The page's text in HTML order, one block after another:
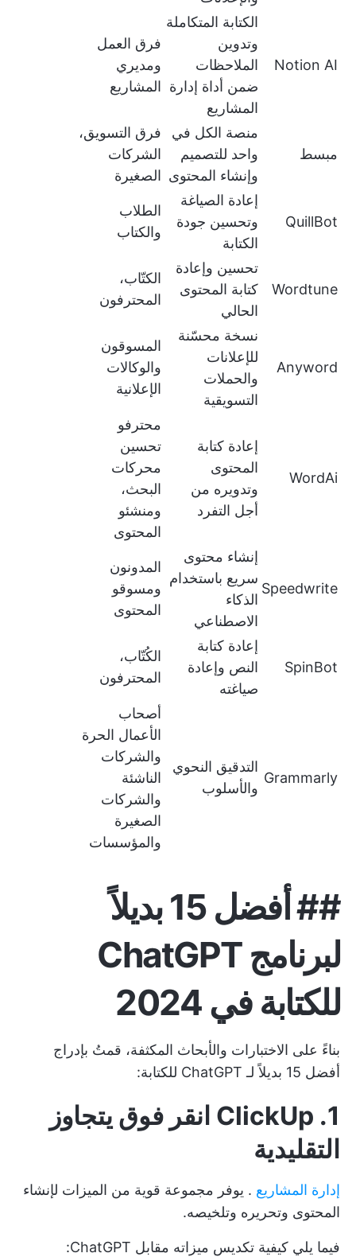
Notion AI
الكتابة المتكاملة
وتدوين
الملاحظات
ضمن أداة إدارة
المشاريع
فرق العمل
ومديري
المشاريع
مبسط
منصة الكل في
واحد للتصميم
وإنشاء المحتوى
فرق التسويق،
الشركات
الصغيرة
QuillBot
إعادة الصياغة
وتحسين جودة
الكتابة
الطلاب
والكتاب
Wordtune
تحسين وإعادة
كتابة المحتوى
الحالي
الكتّاب،
المحترفون
Anyword
نسخة محسّنة
للإعلانات
والحملات
التسويقية
المسوقون
والوكالات
الإعلانية
WordAi
إعادة كتابة
المحتوى
وتدويره من
أجل التفرد
محترفو
تحسين
محركات
البحث،
ومنشئو
المحتوى
Speedwrite
إنشاء محتوى
سريع باستخدام
الذكاء
الاصطناعي
المدونون
ومسوقو
المحتوى
SpinBot
إعادة كتابة
النص وإعادة
صياغته
الكُتّاب،
المحترفون
Grammarly
التدقيق النحوي
والأسلوب
أصحاب
الأعمال الحرة
والشركات
الناشئة
والشركات
الصغيرة
والمؤسسات
## أفضل 15 بديلاً
لبرنامج ChatGPT
للكتابة في 2024
بناءً على الاختبارات والأبحاث المكثفة، قمتُ بإدراج
أفضل 15 بديلاً لـ ChatGPT للكتابة:
1. ClickUp انقر فوق يتجاوز
التقليدية
إدارة المشاريع . يوفر مجموعة قوية من الميزات لإنشاء
المحتوى وتحريره وتلخيصه.
فيما يلي كيفية تكديس ميزاته مقابل ChatGPT: